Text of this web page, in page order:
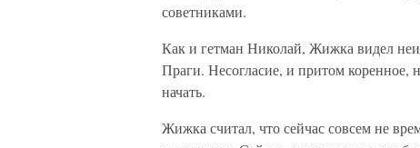
советниками.
Как и гетман Николай, Жижка видел
Праги. Несогласие, и притом коренное,
начать.
Жижка считал, что сейчас совсем не